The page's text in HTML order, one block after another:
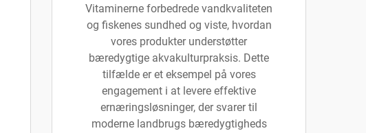
Vitaminerne forbedrede vandkvaliteten
og fiskenes sundhed og viste, hvordan
vores produkter understøtter
bæredygtige akvakulturpraksis. Dette
tilfælde er et eksempel på vores
engagement i at levere effektive
ernæringsløsninger, der svarer til
moderne landbrugs bæredygtigheds